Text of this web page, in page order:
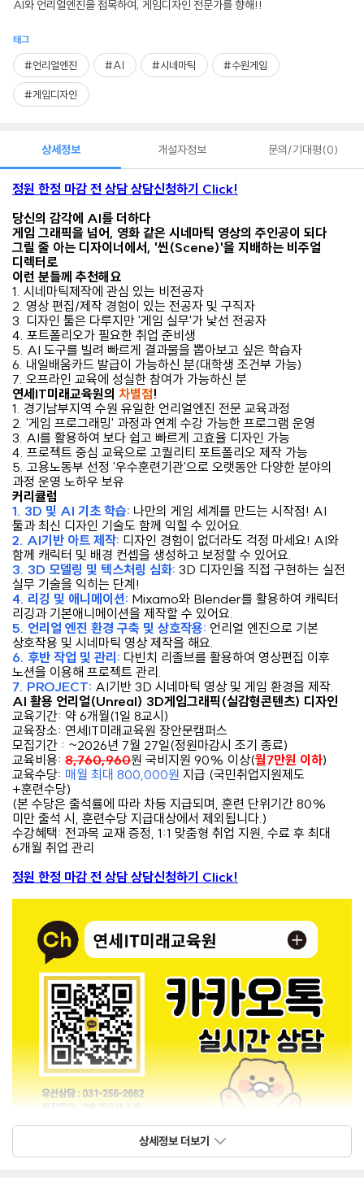
AI와 언리얼엔진을 접목하여, 게임디자인 전문가를 향해!!
태그
#언리얼엔진 #AI #시네마틱 #수원게임
#게임디자인
상세정보
정원 한정 마감 전 상담 상담신청하기 Click!
당신의 감각에 AI를 더하다
게임 그래픽을 넘어, 영화 같은 시네마틱 영상의 주인공이 되다
그릴 줄 아는 디자이너에서, '씬(Scene)'을 지배하는 비주얼
디렉터로
이런 분들께 추천해요 ‍️
️1. 시네마틱제작에 관심 있는 비전공자
2. 영상 편집/제작 경험이 있는 전공자 및 구직자
3. 디자인 툴은 다루지만 '게임 실무'가 낯선 전공자
️4. 포트폴리오가 필요한 취업 준비생
️5. AI 도구를 빌려 빠르게 결과물을 뽑아보고 싶은 학습자
6. ️내일배움카드 발급이 가능하신 분(대학생 조건부 가능)
️7. 오프라인 교육에 성실한 참여가 가능하신 분
연세IT미래교육원의 차별점!
1. 경기남부지역 수원 유일한 언리얼엔진 전문 교육과정
2. '게임 프로그래밍' 과정과 연계 수강 가능한 프로그램 운영
3. AI를 활용하여 보다 쉽고 빠르게 고효율 디자인 가능
4. 프로젝트 중심 교육으로 고퀄리티 포트폴리오 제작 가능
5. 고용노동부 선정 '우수훈련기관'으로 오랫동안 다양한 분야의
과정 운영 노하우 보유
커리큘럼
1. 3D 및 AI 기초 학습: 나만의 게임 세계를 만드는 시작점! AI
툴과 최신 디자인 기술도 함께 익힐 수 있어요.
2. AI기반 아트 제작: 디자인 경험이 없더라도 걱정 마세요! AI와
함께 캐릭터 및 배경 컨셉을 생성하고 보정할 수 있어요.
3. 3D 모델링 및 텍스처링 심화: 3D 디자인을 직접 구현하는 실전
실무 기술을 익히는 단계!
4. 리깅 및 애니메이션: Mixamo와 Blender를 활용하여 캐릭터
리깅과 기본애니메이션을 제작할 수 있어요.
5. 언리얼 엔진 환경 구축 및 상호작용: 언리얼 엔진으로 기본
상호작용 및 시네마틱 영상 제작을 해요.
6. 후반 작업 및 관리: 다빈치 리졸브를 활용하여 영상편집 이후
노션을 이용해 프로젝트 관리.
7. PROJECT: AI기반 3D 시네마틱 영상 및 게임 환경을 제작.
AI 활용 언리얼(Unreal) 3D게임그래픽(실감형콘텐츠) 디자인
교육기간: 약 6개월(1일 8교시)
교육장소: 연세IT미래교육원 장안문캠퍼스
모집기간 : ~2026년 7월 27일(정원마감시 조기 종료)
교육비용: 8,760,960원 국비지원 90% 이상(월7만원 이하)
교육수당: 매월 최대 800,000원 지급 (국민취업지원제도
+훈련수당)
(본 수당은 출석률에 따라 차등 지급되며, 훈련 단위기간 80%
미만 출석 시, 훈련수당 지급대상에서 제외됩니다.)
수강혜택: 전과목 교재 증정, 1:1 맞춤형 취업 지원, 수료 후 최대
6개월 취업 관리
정원 한정 마감 전 상담 상담신청하기 Click!
준비된 IT 미래 인재를 양성하는 연세IT미래교육원에서
상세정보 더보기
개설자정보 문의/기대평 0